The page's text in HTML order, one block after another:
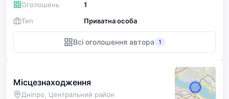
Оголошень
1
Тип
Приватна особа
Всі оголошення автора 1
Місцезнаходження
Дніпро, Центральний район